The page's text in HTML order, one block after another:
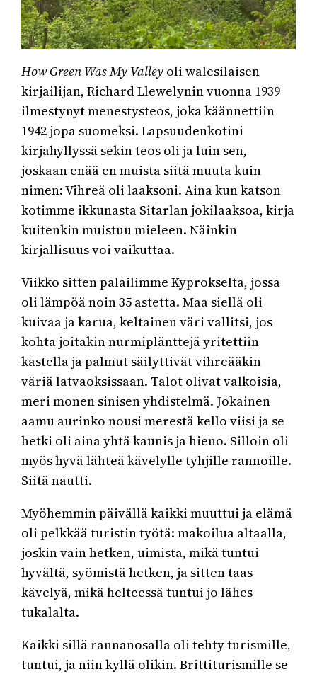
How Green Was My Valley oli walesilaisen
kirjailijan, Richard Llewelynin vuonna 1939
ilmestynyt menestysteos, joka käännettiin
1942 jopa suomeksi. Lapsuudenkotini
kirjahyllyssä sekin teos oli ja luin sen,
joskaan enää en muista siitä muuta kuin
nimen: Vihreä oli laaksoni. Aina kun katson
kotimme ikkunasta Sitarlan jokilaaksoa, kirja
kuitenkin muistuu mieleen. Näinkin
kirjallisuus voi vaikuttaa.
Viikko sitten palailimme Kyprokselta, jossa
oli lämpöä noin 35 astetta. Maa siellä oli
kuivaa ja karua, keltainen väri vallitsi, jos
kohta joitakin nurmiplänttejä yritettiin
kastella ja palmut säilyttivät vihreääkin
väriä latvaoksissaan. Talot olivat valkoisia,
meri monen sinisen yhdistelmä. Jokainen
aamu aurinko nousi merestä kello viisi ja se
hetki oli aina yhtä kaunis ja hieno. Silloin oli
myös hyvä lähteä kävelylle tyhjille rannoille.
Siitä nautti.
Myöhemmin päivällä kaikki muuttui ja elämä
oli pelkkää turistin työtä: makoilua altaalla,
joskin vain hetken, uimista, mikä tuntui
hyvältä, syömistä hetken, ja sitten taas
kävelyä, mikä helteessä tuntui jo lähes
tukalalta.
Kaikki sillä rannanosalla oli tehty turismille,
tuntui, ja niin kyllä olikin. Brittiturismille se